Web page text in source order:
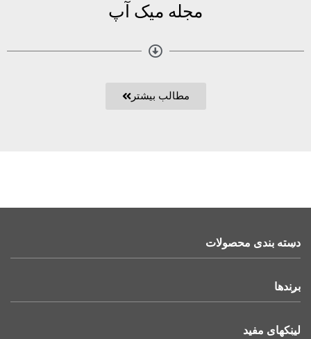
مجله میک آپ
مطالب بیشتر
دسته بندی محصولات
برندها
لینکهای مفید